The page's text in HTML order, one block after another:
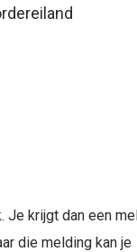
Je krijgt dan een
die melding kan je